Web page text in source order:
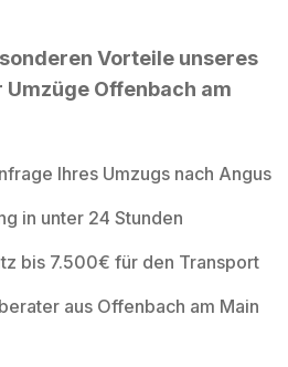
Vorteile unseres
Offenbach am
Ihres Umzugs nach Angus
in unter 24 Stunden
bis 7.500€ für den Transport
aus Offenbach am Main